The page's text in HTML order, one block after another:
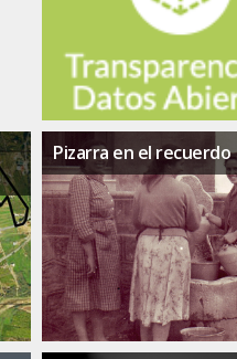
Pizarra en el recuerdo